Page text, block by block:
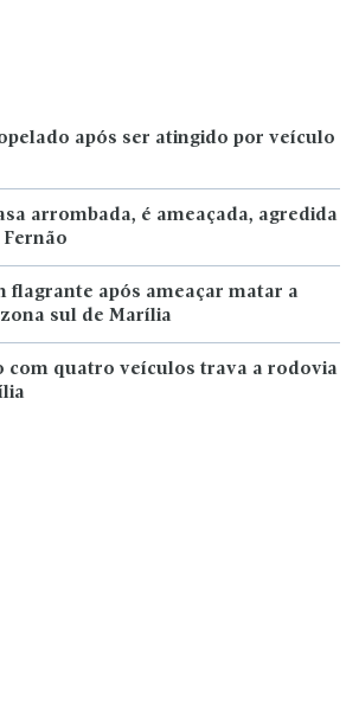
após ser atingido por veículo
arrombada, é ameaçada, agredida
flagrante após ameaçar matar a
sul de Marília
com quatro veículos trava a rodovia